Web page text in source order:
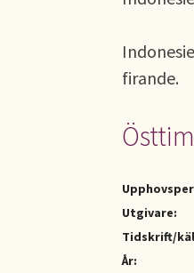
firande.
Utgivare:
Tidskrift/
År: